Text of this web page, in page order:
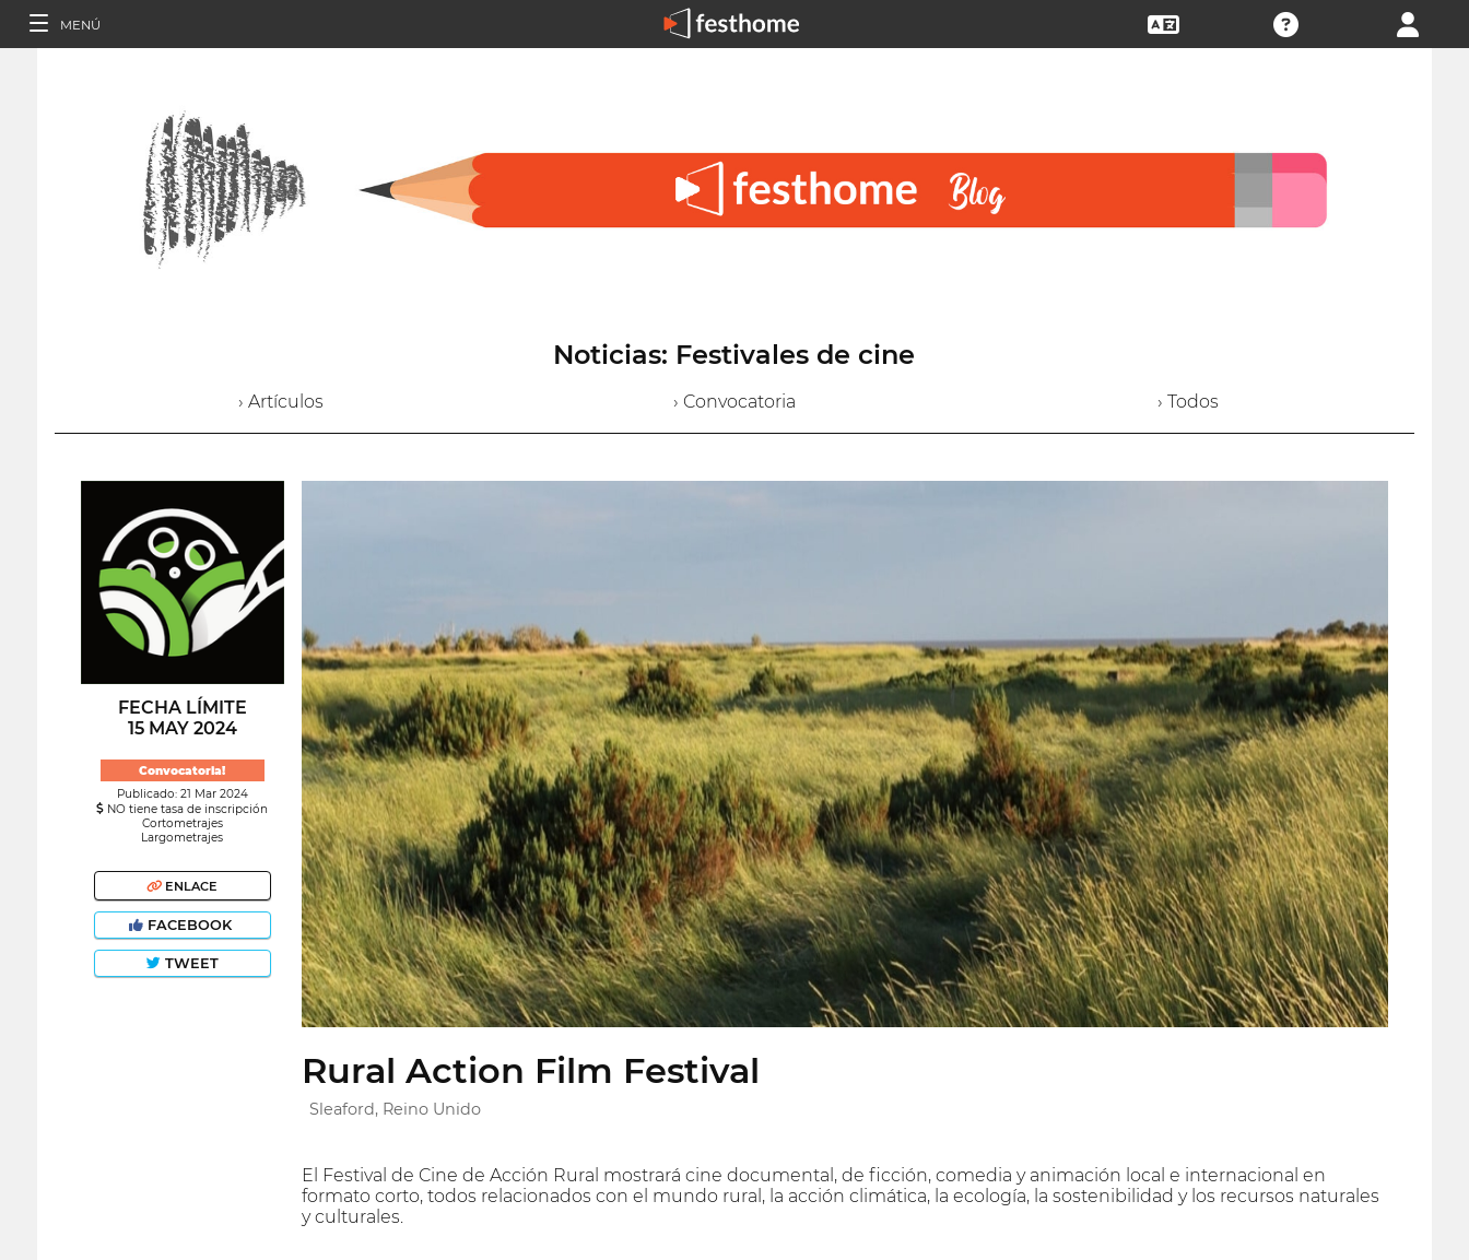
MENÚ
Noticias: Festivales de cine
› Artículos › Convocatoria › Todos
FECHA LÍMITE
15 MAY 2024
Convocatoria!
Publicado: 21 Mar 2024
NO tiene tasa de inscripción
Cortometrajes
Largometrajes
ENLACE
FACEBOOK
TWEET
Rural Action Film Festival
Sleaford, Reino Unido
El Festival de Cine de Acción Rural mostrará cine documental, de ficción, comedia y animación local e internacional en
formato corto, todos relacionados con el mundo rural, la acción climática, la ecología, la sostenibilidad y los recursos naturales
y culturales.